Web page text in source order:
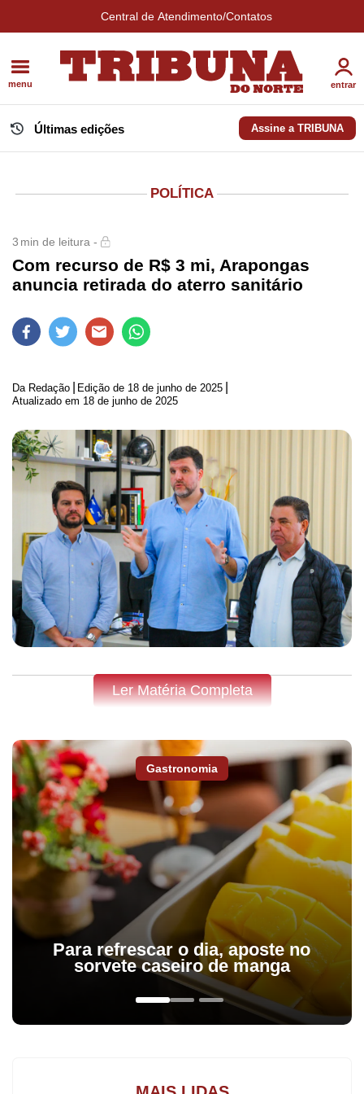
Central de Atendimento/Contatos
menu entrar
Últimas edições Assine a TRIBUNA
POLÍTICA
3 min de leitura -
Com recurso de R$ 3 mi, Arapongas
anuncia retirada do aterro sanitário
Da Redação Edição de 18 de junho de 2025
Atualizado em 18 de junho de 2025
Com recurso de R$ 3 milhões viabilizados pelo deputado federal
Pedro Lupion, a Prefeitura de Arapongas vai dar início ao
processo de retirada do aterro sanitário da área urbana. Os
recursos foram anunciados ontem durante reunião no gabinete
do prefeito Rafael Cita (PSD), com a participação do
superintendente geral de Apoio aos Municípios, ex-prefeito Sérgio
“É uma demanda que o Rafael e o Sérgio me apresentaram
muitas e muitas vezes e o Rafael tem feito sempre essa gestão
Ler Matéria Completa
Gastronomia
Para refrescar o dia, aposte no
sorvete caseiro de manga